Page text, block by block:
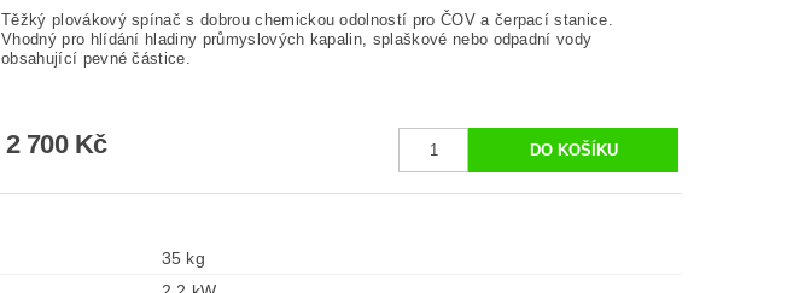
Těžký plovákový spínač s dobrou chemickou odolností pro ČOV a čerpací stanice.
Vhodný pro hlídání hladiny průmyslových kapalin, splaškové nebo odpadní vody
obsahující pevné částice.
2 700 Kč
35 kg